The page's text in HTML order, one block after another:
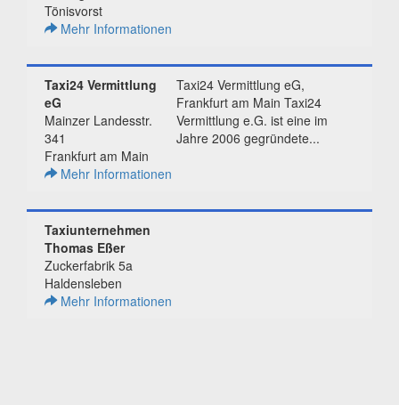
Tönisvorst
Mehr Informationen
Taxi24 Vermittlung eG,
Frankfurt am Main Taxi24
Vermittlung e.G. ist eine im
Jahre 2006 gegründete...
Taxi24 Vermittlung
eG
Mainzer Landesstr.
341
Frankfurt am Main
Mehr Informationen
Taxiunternehmen
Thomas Eßer
Zuckerfabrik 5a
Haldensleben
Mehr Informationen